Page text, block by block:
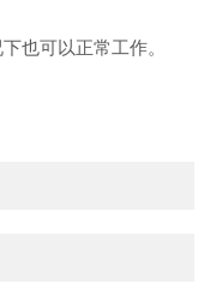
也可以正常工作。